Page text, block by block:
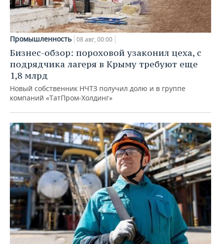
Промышленность 08 авг, 00:00
Бизнес-обзор: пороховой узаконил цеха, с
подрядчика лагеря в Крыму требуют еще
1,8 млрд
Новый собственник НЧТЗ получил долю и в группе
компаний «ТатПром-Холдинг»